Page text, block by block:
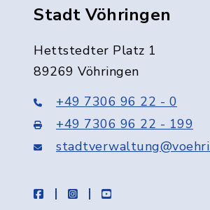
Stadt Vöhringen
Hettstedter Platz 1
89269 Vöhringen
+49 7306 96 22 - 0
+49 7306 96 22 - 199
facebookinstagramyoutube